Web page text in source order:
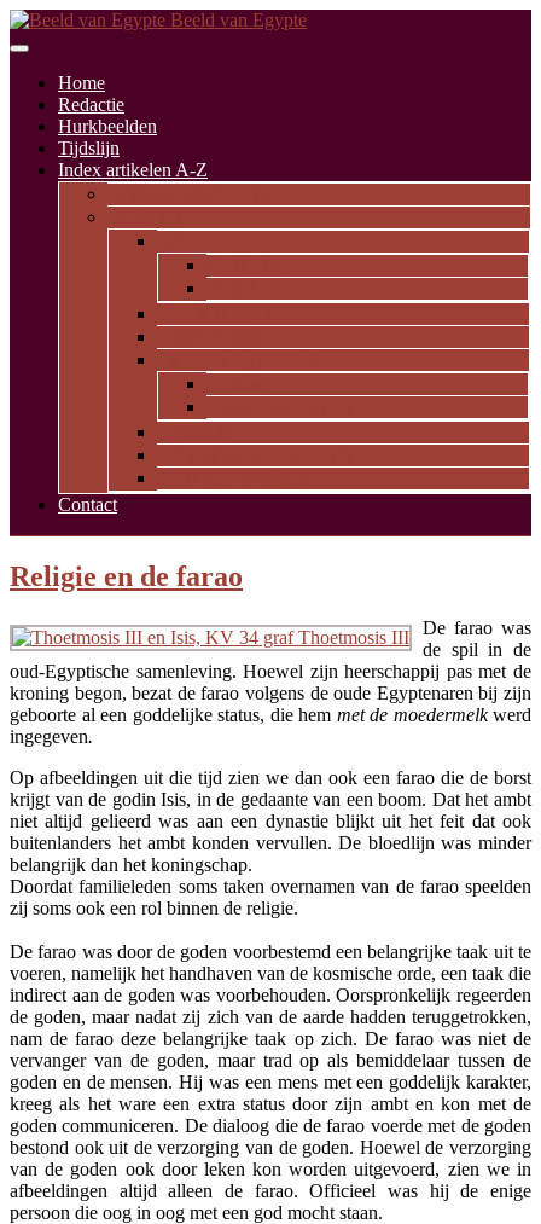
Beeld van Egypte
Home
Redactie
Hurkbeelden
Tijdslijn
Index artikelen A-Z
Contact
Religie en de farao
De farao was
de spil in de
oud-Egyptische samenleving. Hoewel zijn heerschappij pas met de
kroning begon, bezat de farao volgens de oude Egyptenaren bij zijn
geboorte al een goddelijke status, die hem met de moedermelkwerd
ingegeven.
Op afbeeldingen uit die tijd zien we dan ook een farao die de borst
krijgt van de godin Isis, in de gedaante van een boom. Dat het ambt
niet altijd gelieerd was aan een dynastie blijkt uit het feit dat ook
buitenlanders het ambt konden vervullen. De bloedlijn was minder
belangrijk dan het koningschap.
Doordat familieleden soms taken overnamen van de farao speelden
zij soms ook een rol binnen de religie.
De farao was door de goden voorbestemd een belangrijke taak uit te
voeren, namelijk het handhaven van de kosmische orde, een taak die
indirect aan de goden was voorbehouden. Oorspronkelijk regeerden
de goden, maar nadat zij zich van de aarde hadden teruggetrokken,
nam de farao deze belangrijke taak op zich. De farao was niet de
vervanger van de goden, maar trad op als bemiddelaar tussen de
goden en de mensen. Hij was een mens met een goddelijk karakter,
kreeg als het ware een extra status door zijn ambt en kon met de
goden communiceren. De dialoog die de farao voerde met de goden
bestond ook uit de verzorging van de goden. Hoewel de verzorging
van de goden ook door leken kon worden uitgevoerd, zien we in
afbeeldingen altijd alleen de farao. Officieel was hij de enige
persoon die oog in oog met een god mocht staan.